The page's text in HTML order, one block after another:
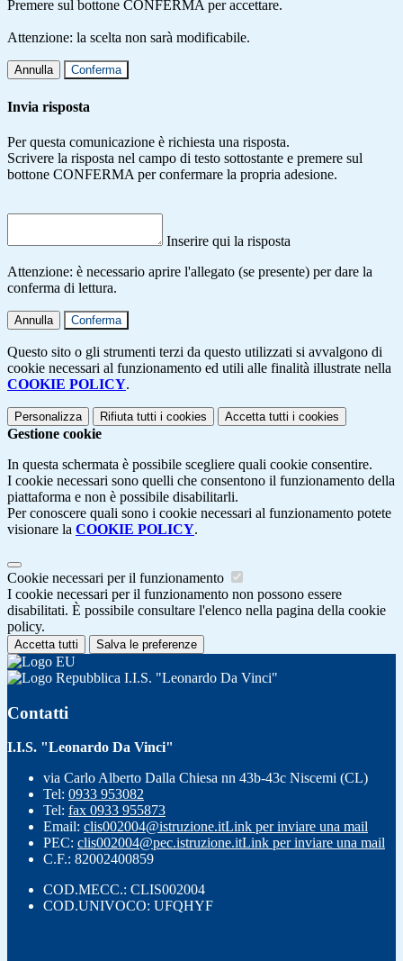
Premere sul bottone CONFERMA per accettare.
Attenzione: la scelta non sarà modificabile.
Annulla Conferma
Invia risposta
Per questa comunicazione è richiesta una risposta.
Scrivere la risposta nel campo di testo sottostante e premere sul
bottone CONFERMA per confermare la propria adesione.
Inserire qui la risposta
Attenzione: è necessario aprire l'allegato (se presente) per dare la
conferma di lettura.
Annulla Conferma
Questo sito o gli strumenti terzi da questo utilizzati si avvalgono di
cookie necessari al funzionamento ed utili alle finalità illustrate nella
COOKIE POLICY.
Personalizza Rifiuta tutti i cookies Accetta tutti i cookies
Gestione cookie
In questa schermata è possibile scegliere quali cookie consentire.
I cookie necessari sono quelli che consentono il funzionamento della
piattaforma e non è possibile disabilitarli.
Per conoscere quali sono i cookie necessari al funzionamento potete
visionare la COOKIE POLICY.
Cookie necessari per il funzionamento
I cookie necessari per il funzionamento non possono essere
disabilitati. È possibile consultare l'elenco nella pagina della cookie
policy.
Accetta tutti Salva le preferenze
I.I.S. "Leonardo Da Vinci"
Contatti
I.I.S. "Leonardo Da Vinci"
via Carlo Alberto Dalla Chiesa nn 43b-43c Niscemi (CL)
Tel: 0933 953082
Tel: fax 0933 955873
Email: clis002004@istruzione.itLink per inviare una mail
PEC: clis002004@pec.istruzione.itLink per inviare una mail
C.F.: 82002400859
COD.MECC.: CLIS002004
COD.UNIVOCO: UFQHYF